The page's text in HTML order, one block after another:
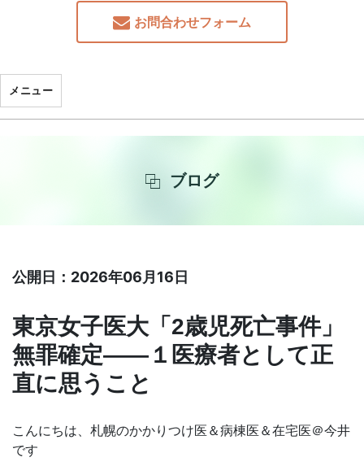
お問合わせフォーム
メニュー
ブログ
公開日：2026年06月16日
東京女子医大「2歳児死亡事件」
無罪確定——１医療者として正
直に思うこと
こんにちは、札幌のかかりつけ医＆病棟医＆在宅医＠今井
です